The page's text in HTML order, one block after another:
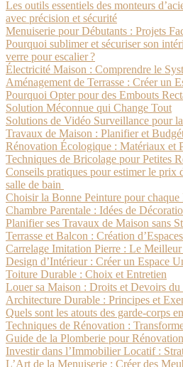
Les outils essentiels des monteurs
avec précision et sécurité
Menuiserie pour Débutants : Projets
Pourquoi sublimer et sécuriser son
verre pour escalier ?
Électricité Maison : Comprendre le
Aménagement de Terrasse : Créer un
Pourquoi Opter pour des Embouts
Solution Méconnue qui Change Tout
Solutions de Vidéo Surveillance pour
Travaux de Maison : Planifier et
Rénovation Écologique : Matériaux et
Techniques de Bricolage pour Petites
Conseils pratiques pour estimer le prix
salle de bain
Choisir la Bonne Peinture pour chaque
Chambre Parentale : Idées de
Planifier ses Travaux de Maison sans
Terrasse et Balcon : Création
Carrelage Imitation Pierre : Le
Design d’Intérieur : Créer un Espace
Toiture Durable : Choix et Entretien
Louer sa Maison : Droits et Devoirs du
Architecture Durable : Principes et
Quels sont les atouts des garde-corps
Techniques de Rénovation :
Guide de la Plomberie pour
Investir dans l’Immobilier Locatif :
L’Art de la Menuiserie : Créer des